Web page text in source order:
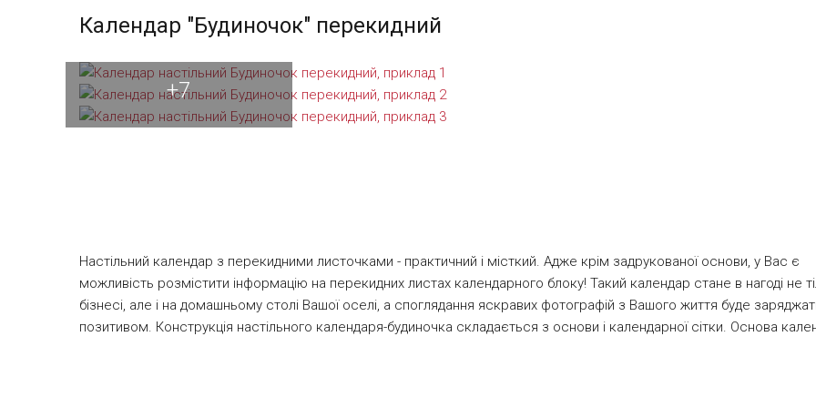
максимально короткі терміни. У виробництві використовується щільний картон щільністю 235 гр/м.кв. Календар
двостороннього скотчу.
Календар "Будиночок" перекидний
+7
Настільний календар з перекидними листочками - практичний і місткий. Адже крім задрукованої основи, у Вас є
можливість розмістити інформацію на перекидних листах календарного блоку! Такий календар стане в нагоді не
бізнесі, але і на домашньому столі Вашої оселі, а споглядання яскравих фотографій з Вашого життя буде
позитивом. Конструкція настільного календаря-будиночка складається з основи і календарної сітки. Основа